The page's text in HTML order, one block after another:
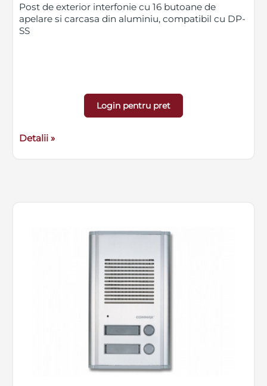
Post de exterior interfonie cu 16 butoane de
apelare si carcasa din aluminiu, compatibil cu DP-
SS
Login pentru pret
Detalii »